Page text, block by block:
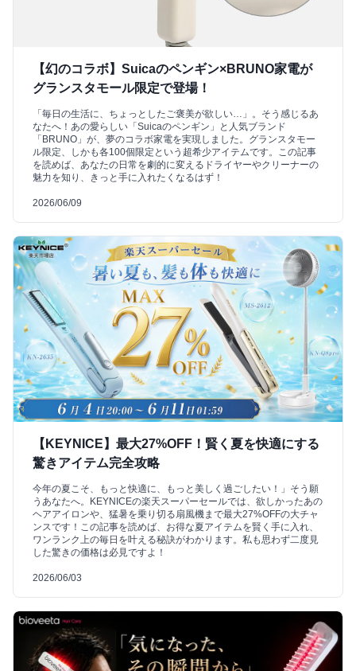
【幻のコラボ】Suicaのペンギン×BRUNO家電が
グランスタモール限定で登場！
「毎日の生活に、ちょっとしたご褒美が欲しい…」。そう感じるあ
なたへ！あの愛らしい「Suicaのペンギン」と人気ブランド
「BRUNO」が、夢のコラボ家電を実現しました。グランスタモー
ル限定、しかも各100個限定という超希少アイテムです。この記事
を読めば、あなたの日常を劇的に変えるドライヤーやクリーナーの
魅力を知り、きっと手に入れたくなるはず！
2026/06/09
【KEYNICE】最大27%OFF！賢く夏を快適にする
驚きアイテム完全攻略
今年の夏こそ、もっと快適に、もっと美しく過ごしたい！」そう願
うあなたへ。KEYNICEの楽天スーパーセールでは、欲しかったあの
ヘアアイロンや、猛暑を乗り切る扇風機まで最大27%OFFの大チャ
ンスです！この記事を読めば、お得な夏アイテムを賢く手に入れ、
ワンランク上の毎日を叶える秘訣がわかります。私も思わず二度見
した驚きの価格は必見ですよ！
2026/06/03